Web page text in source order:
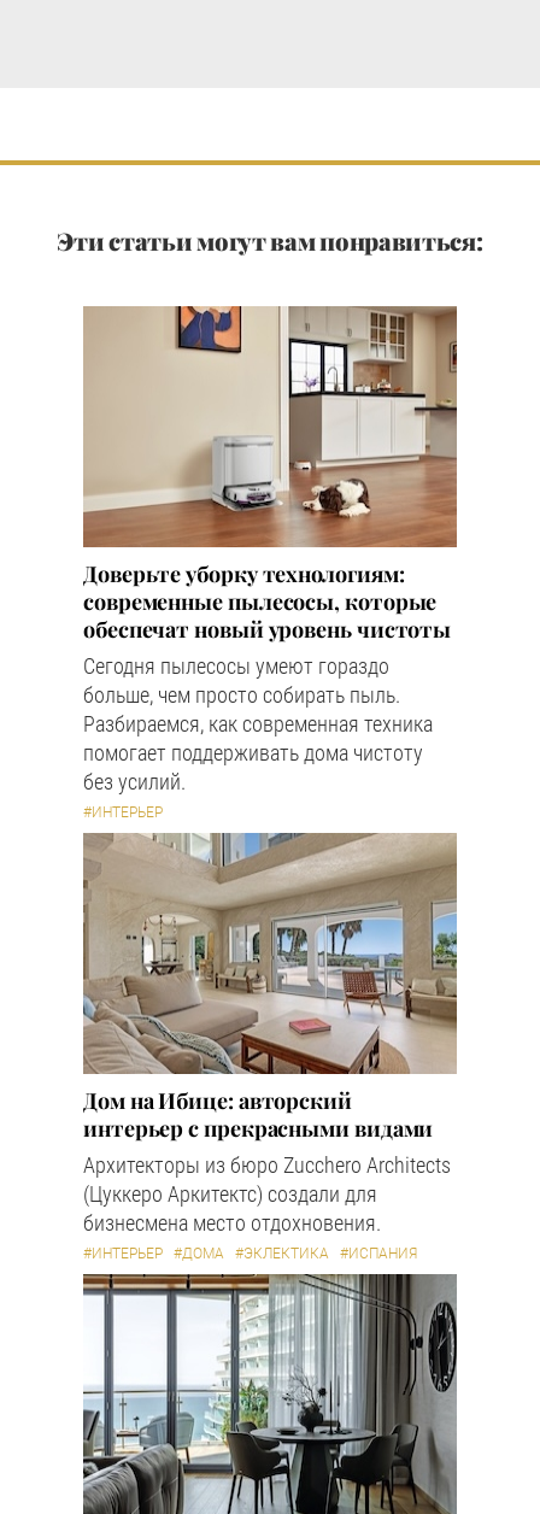
Эти статьи могут вам понравиться:
Доверьте уборку технологиям:
современные пылесосы, которые
обеспечат новый уровень чистоты
Сегодня пылесосы умеют гораздо
больше, чем просто собирать пыль.
Разбираемся, как современная техника
помогает поддерживать дома чистоту
без усилий.
#ИНТЕРЬЕР
Дом на Ибице: авторский
интерьер с прекрасными видами
Архитекторы из бюро Zucchero Architects
(Цуккеро Аркитектс) создали для
бизнесмена место отдохновения.
#ИНТЕРЬЕР #ДОМА #ЭКЛЕКТИКА #ИСПАНИЯ